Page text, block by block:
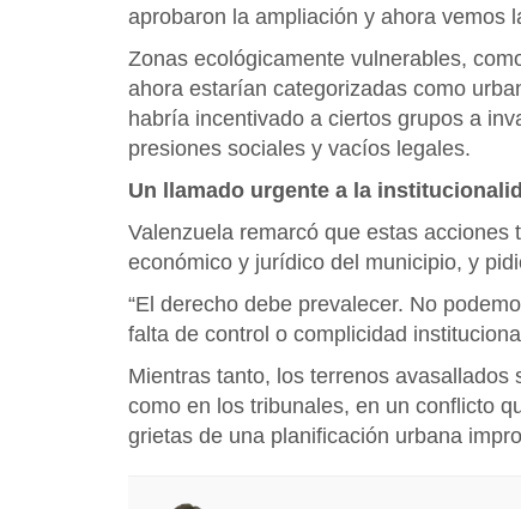
aprobaron la ampliación y ahora vemos
Zonas ecológicamente vulnerables,
ahora estarían categorizadas como
habría incentivado a ciertos grupos a
presiones sociales y vacíos legales.
Un llamado urgente a la
Valenzuela remarcó que estas
económico y jurídico del municipio, y
“El derecho debe prevalecer. No
falta de control o complicidad
Mientras tanto, los terrenos
como en los tribunales, en un conflicto
grietas de una planificación urbana